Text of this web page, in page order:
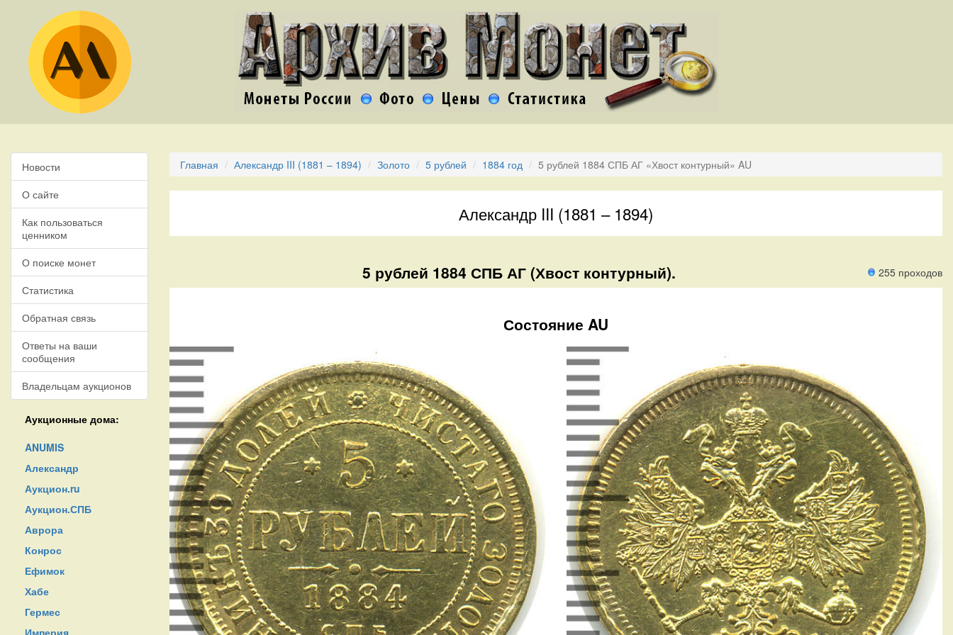
Новости
О сайте
Как пользоваться
ценником
О поиске монет
Статистика
Обратная связь
Ответы на ваши
сообщения
Владельцам аукционов
Аукционные дома:
ANUMIS
Александр
Аукцион.ru
Аукцион.СПБ
Аврора
Конрос
Ефимок
Хабе
Гермес
Империя
Главная Александр III (1881 – 1894) Золото 5 рублей 1884 год 5 рублей 1884 СПБ АГ «Хвост контурный» AU
Александр III (1881 – 1894)
255 проходов
5 рублей 1884 СПБ АГ (Хвост контурный).
Состояние AU